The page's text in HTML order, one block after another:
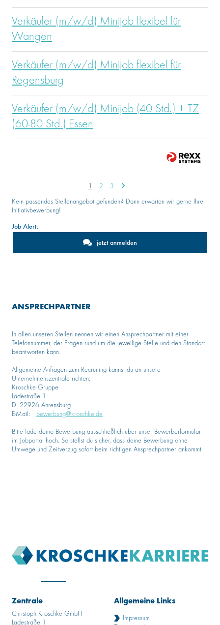
Verkäufer (m/w/d) Minijob flexibel für
Wangen
Verkäufer (m/w/d) Minijob flexibel für
Regensburg
Verkäufer (m/w/d) Minijob (40 Std.) + TZ
(60-80 Std.) Essen
1 2 3
Kein passendes Stellenangebot gefunden? Dann erwarten wir gerne Ihre
Initiativbewerbung!
Job Alert:
jetzt anmelden
ANSPRECHPARTNER
In allen unseren Stellen nennen wir einen Ansprechpartner mit einer
Telefonnummer, der Fragen rund um die jeweilige Stelle und den Standort
beantworten kann.
Allgemeine Anfragen zum Recruiting kannst du an unsere
Unternehmenszentrale richten:
Kroschke Gruppe
Ladestraße 1
D- 22926 Ahrensburg
E-Mail: bewerbung@kroschke.de
Bitte lade deine Bewerbung ausschließlich über unser Bewerberformular
im Jobportal hoch. So stellst du sicher, dass deine Bewerbung ohne
Umwege und Zeitverzug sofort beim richtigen Ansprechpartner ankommt.
Zentrale
Christoph Kroschke GmbH
Ladestraße 1
Allgemeine Links
Impressum